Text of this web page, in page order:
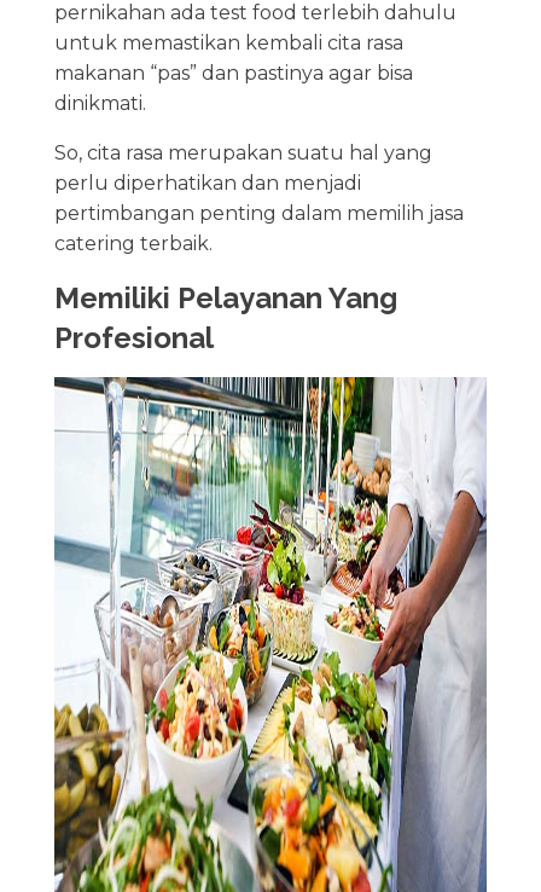
pernikahan ada test food terlebih dahulu
untuk memastikan kembali cita rasa
makanan “pas” dan pastinya agar bisa
dinikmati.
So, cita rasa merupakan suatu hal yang
perlu diperhatikan dan menjadi
pertimbangan penting dalam memilih jasa
catering terbaik.
Memiliki Pelayanan Yang
Profesional